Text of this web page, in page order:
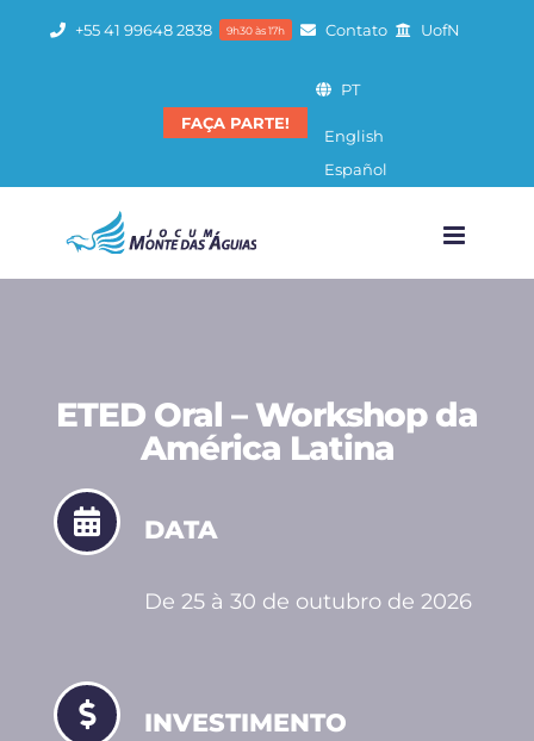
+55 41 99648 2838 9h30 às 17h Contato UofN
FAÇA PARTE!
PT
English
Español
ETED Oral – Workshop da
América Latina
DATA
De 25 à 30 de outubro de 2026
INVESTIMENTO